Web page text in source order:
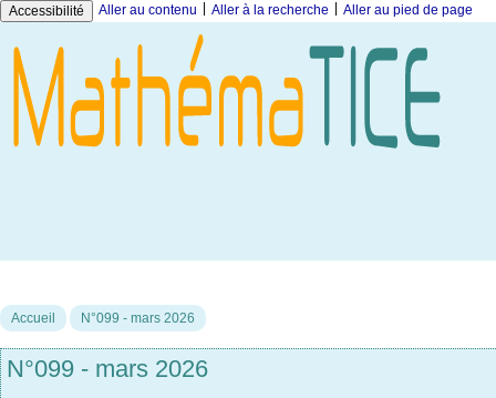
Accessibilité Aller au contenu Aller à la recherche Aller au pied de page
Accueil N°099 - mars 2026
N°099 - mars 2026